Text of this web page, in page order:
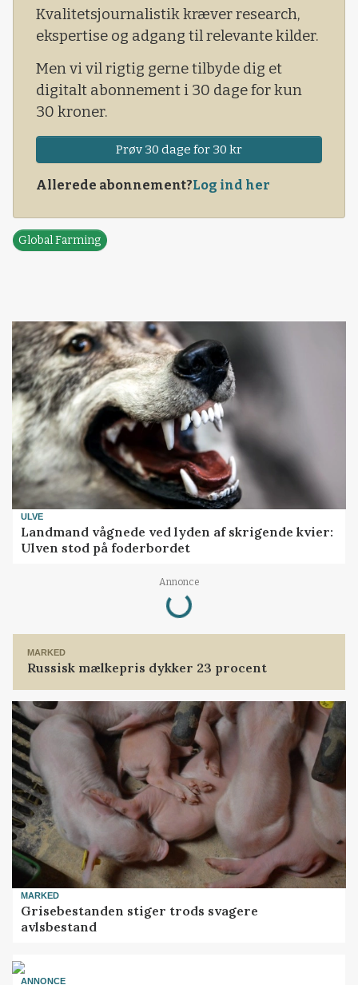
- Den ene af dem, Tobin, fik meningitis, da han
kun var tre måneder g
Kvalitetsjournalistik kræver research,
ekspertise og adgang til relevante kilder.
Men vi vil rigtig gerne tilbyde dig et
digitalt abonnement i 30 dage for kun
30 kroner.
Prøv 30 dage for 30 kr
Allerede abonnement?Log ind her
Global Farming
ULVE
Landmand vågnede ved lyden af skrigende kvier:
Ulven stod på foderbordet
Annonce
Loading...
MARKED
Russisk mælkepris dykker 23 procent
MARKED
Grisebestanden stiger trods svagere
avlsbestand
ANNONCE